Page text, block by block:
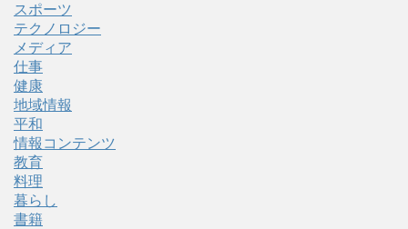
スポーツ
テクノロジー
メディア
仕事
健康
地域情報
平和
情報コンテンツ
教育
料理
暮らし
書籍